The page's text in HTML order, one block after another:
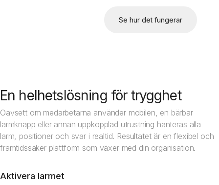
Se hur det fungerar
En helhetslösning för trygghet
Oavsett om medarbetarna använder mobilen, en bärbar
larmknapp eller annan uppkopplad utrustning hanteras alla
larm, positioner och svar i realtid. Resultatet är en flexibel och
framtidssäker plattform som växer med din organisation.
Aktivera larmet